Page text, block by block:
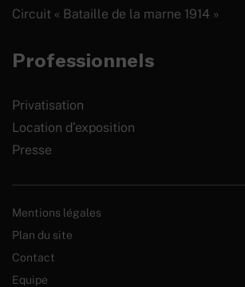
Circuit « Bataille de la marne 1914 »
Professionnels
Privatisation
Location d’exposition
Presse
Mentions légales
Plan du site
Contact
Equipe